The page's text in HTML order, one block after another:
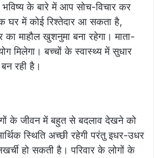
के बारे में आप सोच-विचार कर
में कोई रिश्तेदार आ सकता है,
का माहौल खुशनुमा बना रहेगा। माता-
मिलेगा। बच्चों के स्वास्थ्य में सुधार
रही है।
के जीवन में बहुत से बदलाव देखने को
स्थिति अच्छी रहेगी परंतु इधर-उधर
हो सकती है। परिवार के लोगों के